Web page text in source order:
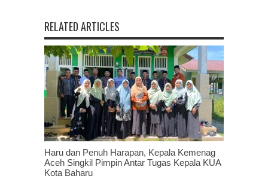
RELATED ARTICLES
Haru dan Penuh Harapan, Kepala Kemenag
Aceh Singkil Pimpin Antar Tugas Kepala KUA
Kota Baharu